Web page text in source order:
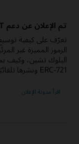
تم الإعلان عن دعم NFT
البلوك تشين، وكيف
ERC-721 ونشرها تلقائيًا على منصة OCI Blockchain.
اقرأ مدونة الإعلان